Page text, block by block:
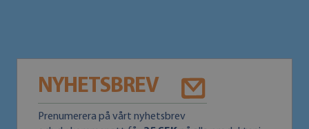
NYHETSBREV
Prenumerera på vårt nyhetsbrev